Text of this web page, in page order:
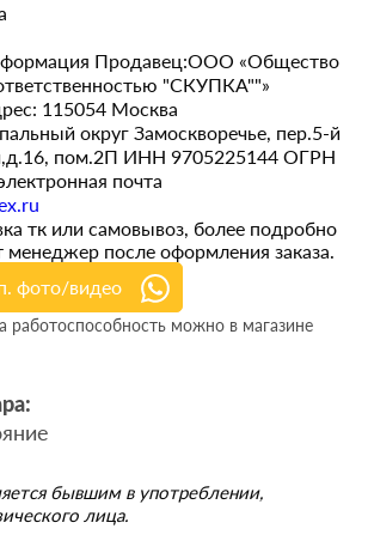
Продавец:ООО «Общество
"СКУПКА""»
115054 Москва
округ Замоскворечье, пер.5-й
пом.2П ИНН 9705225144 ОГРН
почта
тк или самовывоз, более подробно
после оформления заказа.
фото/видео
работоспособность можно в магазине
бывшим в употреблении,
лица.